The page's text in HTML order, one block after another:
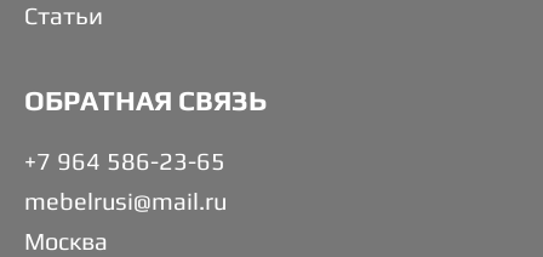
Статьи
ОБРАТНАЯ СВЯЗЬ
+7 964 586-23-65
mebelrusi@mail.ru
Москва